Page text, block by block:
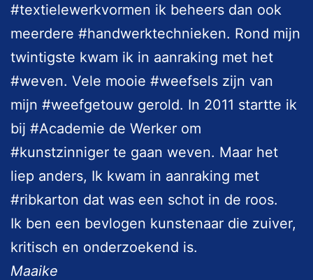
#textielewerkvormen ik beheers dan ook
meerdere #handwerktechnieken. Rond mijn
twintigste kwam ik in aanraking met het
#weven. Vele mooie #weefsels zijn van
mijn #weefgetouw gerold. In 2011 startte ik
bij #Academie de Werker om
#kunstzinniger te gaan weven. Maar het
liep anders, Ik kwam in aanraking met
#ribkarton dat was een schot in de roos.
Ik ben een bevlogen kunstenaar die zuiver,
kritisch en onderzoekend is.
Maaike